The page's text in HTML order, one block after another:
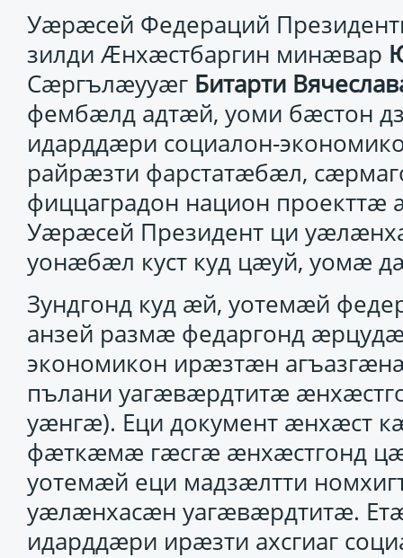
Уӕрӕсей Федераций
зилди Ӕнхӕстбаргин минӕвар
Сӕргълӕууӕг Битарти
фембӕлд адтӕй, уоми бӕстон
идарддӕри социалон-
райрӕзти фарстатӕбӕл,
фиццаградон национ
Уӕрӕсей Президент ци
уонӕбӕл куст куд цӕуй, уомӕ
Зундгонд куд ӕй, уотемӕй
анзей размӕ федаргонд
экономикон ирӕзтӕн
пълани уагӕвӕрдтитӕ
уӕнгӕ). Еци документ ӕнхӕст
фӕткӕмӕ гӕсгӕ ӕнхӕстгонд
уотемӕй еци мадзӕлтти
уӕлӕнхасӕн уагӕвӕрдтитӕ.
идарддӕри ирӕзти ахсгиаг